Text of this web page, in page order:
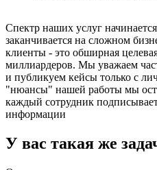
Спектр наших услуг
заканчивается на сложном
клиенты - это обширная
миллиардеров. Мы уважаем
и публикуем кейсы только с
"нюансы" нашей работы мы
каждый сотрудник
информации
У вас такая же